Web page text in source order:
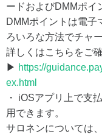
ードおよびDMMポイ
DMMポイントは電子
ろいろな方法でチャ
詳しくはこちらをご
▶ https://
ex.html
・ iOSアプリ上で支
用できます。
サロネンについては